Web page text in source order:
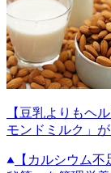
【豆乳よりもヘ
モンドミルク」
【カルシウム